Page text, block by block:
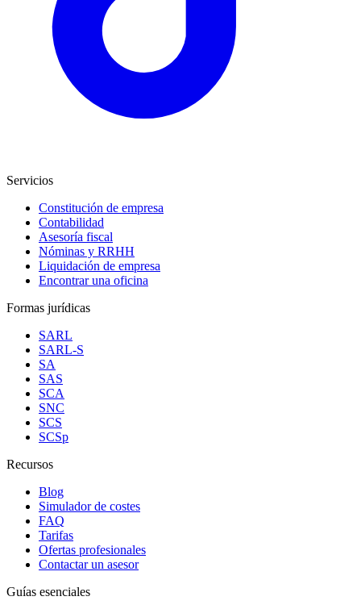
Servicios
Constitución de empresa
Contabilidad
Asesoría fiscal
Nóminas y RRHH
Liquidación de empresa
Encontrar una oficina
Formas jurídicas
SARL
SARL-S
SA
SAS
SCA
SNC
SCS
SCSp
Recursos
Blog
Simulador de costes
FAQ
Tarifas
Ofertas profesionales
Contactar un asesor
Guías esenciales